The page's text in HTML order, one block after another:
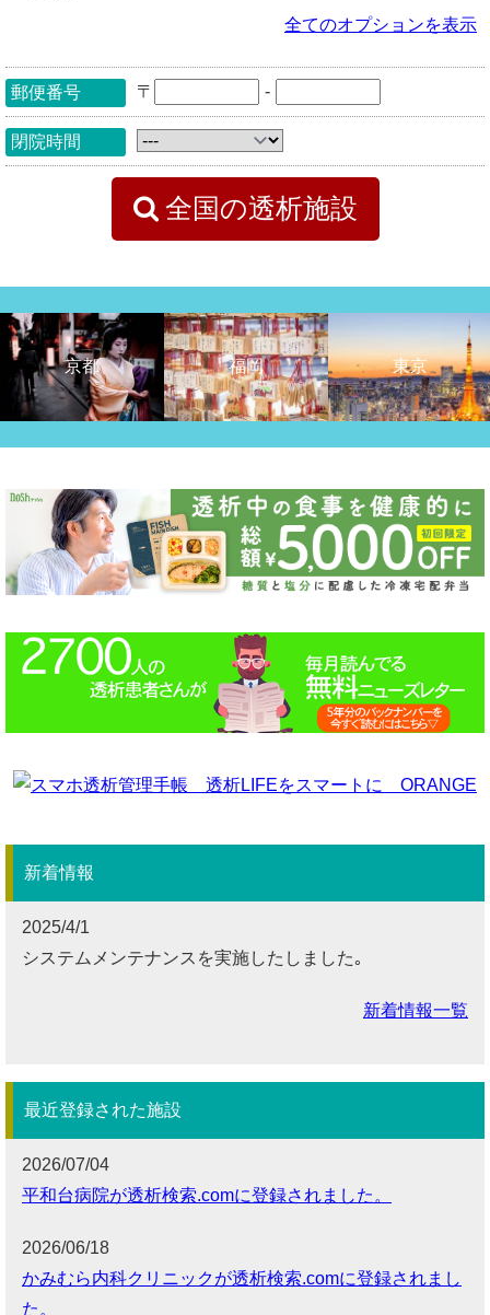
全てのオプションを表示
郵便番号 〒 -
閉院時間
京都 福岡 東京
新着情報
2025/4/1
システムメンテナンスを実施したしました｡
新着情報一覧
最近登録された施設
2026/07/04
平和台病院が透析検索.comに登録されました。
2026/06/18
かみむら内科クリニックが透析検索.comに登録されまし
た。